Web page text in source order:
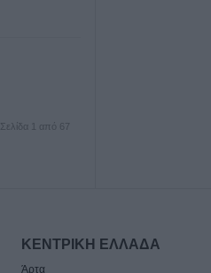
Σελίδα 1 από 67
ΚΕΝΤΡΙΚΗ ΕΛΛΑΔΑ
Άρτα